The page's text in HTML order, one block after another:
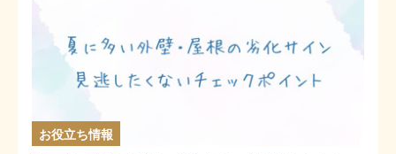
お役立ち情報